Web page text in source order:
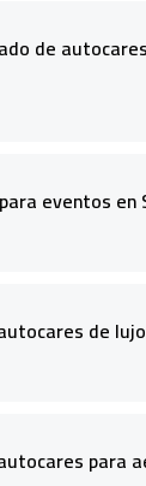
de
eventos en
de
para